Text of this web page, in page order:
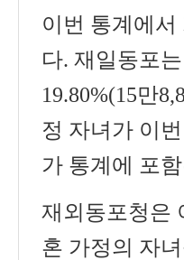
이번 통계에
다. 재일동포는
19.80%(15만
정 자녀가 이
가 통계에 포
재외동포청은
혼 가정의 자